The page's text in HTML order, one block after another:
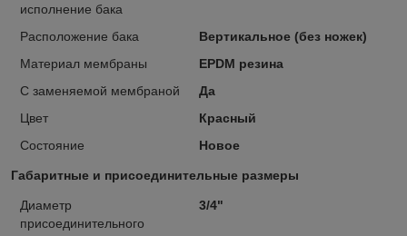
исполнение бака
Расположение бака
Вертикальное (без ножек)
Материал мембраны
EPDM резина
С заменяемой мембраной
Да
Цвет
Красный
Состояние
Новое
Габаритные и присоединительные размеры
Диаметр
присоединительного
3/4"